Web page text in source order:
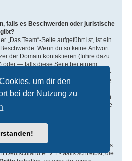
um dir den
bei der Nutzung zu
falls es Beschwerden oder juristische
„Das Team“-Seite aufgeführt ist, ist ein
Wenn du so keine Antwort
der Domain kontaktieren (führe dazu
oder — falls diese Seite bei einem
B. Yahoo!, free.fr, funpic.de usw. liegt —
Kontakt des betreffenden Dienstes. Bitte
(phpBB.com) und phpBB Deutschland
Einfluss auf die Benutzung oder den
haben und dafür in keiner Weise
werden können. Kontaktiere daher
(Unterlassungserklärungen,
nicht direkt
phpBB-Software selbst beziehen. Falls
Deutschland e. V. E-Mails schreibst, die